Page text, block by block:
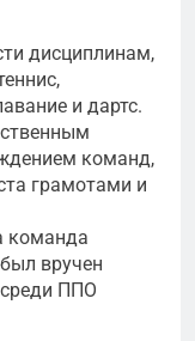
дисциплинам,
и дартс.
команд,
грамотами и
команда
вручен
ППО